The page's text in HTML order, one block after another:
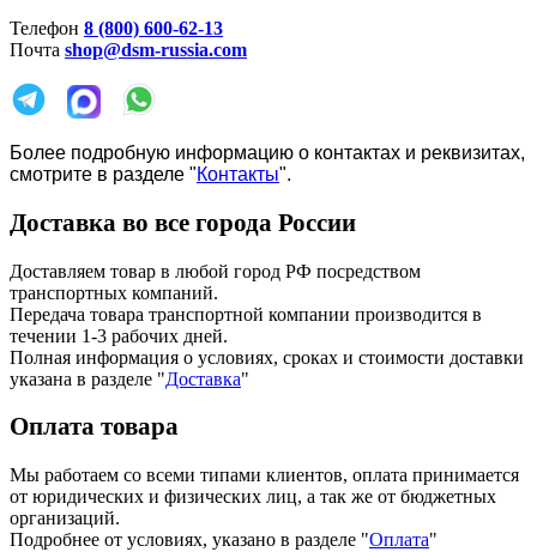
Телефон 8 (800) 600-62-13
Почта shop@dsm-russia.com
Более подробную информацию о контактах и реквизитах,
смотрите в разделе "Контакты".
Доставка во все города России
Доставляем товар в любой город РФ посредством
транспортных компаний.
Передача товара транспортной компании производится в
течении 1-3 рабочих дней.
Полная информация о условиях, сроках и стоимости доставки
указана в разделе "Доставка"
Оплата товара
Мы работаем со всеми типами клиентов, оплата принимается
от юридических и физических лиц, а так же от бюджетных
организаций.
Подробнее от условиях, указано в разделе "Оплата"